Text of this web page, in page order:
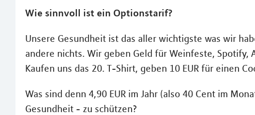
Wie sinnvoll ist ein Optionstarif?
Unsere Gesundheit ist das aller wichtigste was wir
andere nichts. Wir geben Geld für Weinfeste, Spotify,
Kaufen uns das 20. T-Shirt, geben 10 EUR für einen
Was sind denn 4,90 EUR im Jahr (also 40 Cent im
Gesundheit - zu schützen?